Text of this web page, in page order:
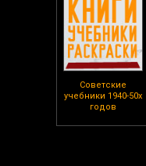
Советские
учебники 1940-50х
годов